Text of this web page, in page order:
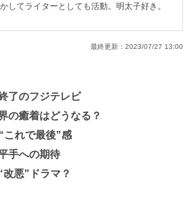
してライターとしても活動。明太子好き。
最終更新： 2023/07/27 13:00
了のフジテレビ
の癒着はどうなる？
これで最後”感
手への期待
改悪”ドラマ？